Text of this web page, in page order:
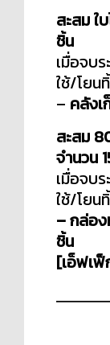
สะสม ใ
ชิ้น
เมื่อจบ
ใช้/โยน
– คลังเ
สะสม
จำนวน
เมื่อจบ
ใช้/โยน
– กล่อง
ชิ้น
[เอ็ฟเ